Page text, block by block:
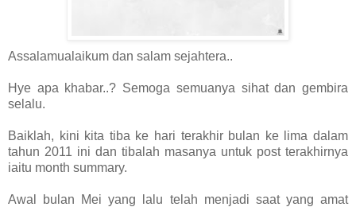
Assalamualaikum dan salam sejahtera..
Hye apa khabar..? Semoga semuanya sihat dan gembira
selalu.
Baiklah, kini kita tiba ke hari terakhir bulan ke lima dalam
tahun 2011 ini dan tibalah masanya untuk post terakhirnya
iaitu month summary.
Awal bulan Mei yang lalu telah menjadi saat yang amat